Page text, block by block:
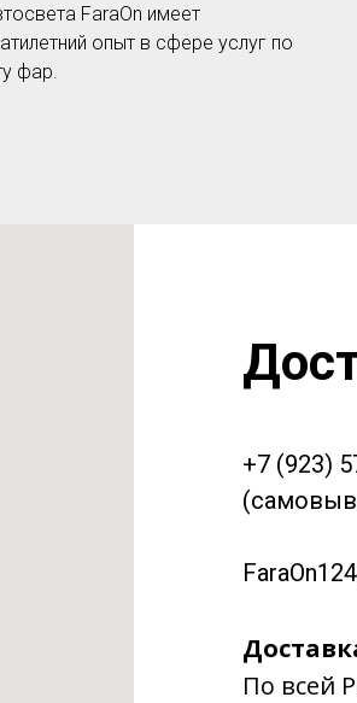
FaraOn имеет
опыт в сфере услуг по
фар.
+7 (923)
По всей